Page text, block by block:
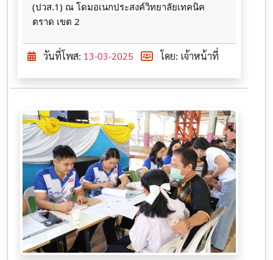
(ปวส.1) ณ โดมอเนกประสงค์วิทยาลัยเทคนิค
ตราด เขต 2
วันที่โพส: 13-03-2025 โดย: เจ้าหน้าที่